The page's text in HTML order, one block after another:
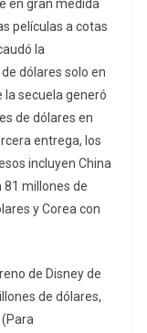
en gran medida
películas a cotas
la
dólares solo en
secuela generó
de dólares en
entrega, los
incluyen China
81 millones de
y Corea con
de Disney de
de dólares,
(Para